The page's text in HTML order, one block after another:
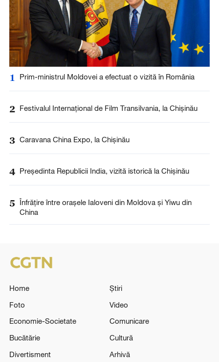
1 Prim-ministrul Moldovei a efectuat o vizită în România
2 Festivalul Internațional de Film Transilvania, la Chișinău
3 Caravana China Expo, la Chișinău
4 Președinta Republicii India, vizită istorică la Chișinău
5
Înfrățire între orașele Ialoveni din Moldova și Yiwu din
China
Home
Știri
Foto
Video
Economie-Societate
Comunicare
Bucătărie
Cultură
Divertisment
Arhivă